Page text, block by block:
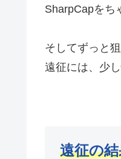
SharpCapをち
そしてずっと
遠征には、少
遠征の